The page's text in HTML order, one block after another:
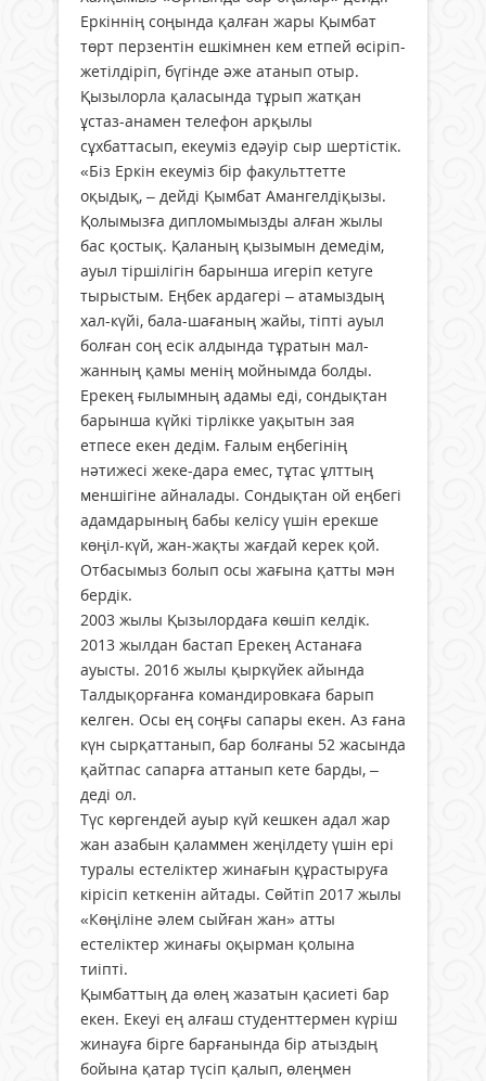
Еркіннің соңында қалған жары Қымбат
төрт перзентін ешкімнен кем етпей өсіріп-
жетілдіріп, бүгінде әже атанып отыр.
Қызылорла қаласында тұрып жатқан
ұстаз-анамен телефон арқылы
сұхбаттасып, екеуміз едәуір сыр шертістік.
«Біз Еркін екеуміз бір факульттетте
оқыдық, – дейді Қымбат Амангелдіқызы.
Қолымызға дипломымызды алған жылы
бас қостық. Қаланың қызымын демедім,
ауыл тіршілігін барынша игеріп кетуге
тырыстым. Еңбек ардагері – атамыздың
хал-күйі, бала-шағаның жайы, тіпті ауыл
болған соң есік алдында тұратын мал-
жанның қамы менің мойнымда болды.
Ерекең ғылымның адамы еді, сондықтан
барынша күйкі тірлікке уақытын зая
етпесе екен дедім. Ғалым еңбегінің
нәтижесі жеке-дара емес, тұтас ұлттың
меншігіне айналады. Сондықтан ой еңбегі
адамдарының бабы келісу үшін ерекше
көңіл-күй, жан-жақты жағдай керек қой.
Отбасымыз болып осы жағына қатты мән
бердік.
2003 жылы Қызылордаға көшіп келдік.
2013 жылдан бастап Ерекең Астанаға
ауысты. 2016 жылы қыркүйек айында
Талдықорғанға командировкаға барып
келген. Осы ең соңғы сапары екен. Аз ғана
күн сырқаттанып, бар болғаны 52 жасында
қайтпас сапарға аттанып кете барды, –
деді ол.
Түс көргендей ауыр күй кешкен адал жар
жан азабын қаламмен жеңілдету үшін ері
туралы естеліктер жинағын құрастыруға
кірісіп кеткенін айтады. Сөйтіп 2017 жылы
«Көңіліне әлем сыйған жан» атты
естеліктер жинағы оқырман қолына
тиіпті.
Қымбаттың да өлең жазатын қасиеті бар
екен. Екеуі ең алғаш студенттермен күріш
жинауға бірге барғанында бір атыздың
бойына қатар түсіп қалып, өлеңмен